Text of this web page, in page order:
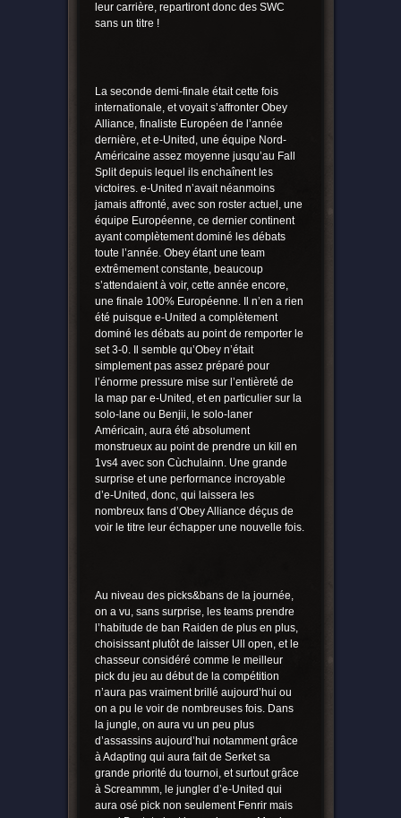
leur carrière, repartiront donc des SWC
sans un titre !
La seconde demi-finale était cette fois
internationale, et voyait s’affronter Obey
Alliance, finaliste Européen de l’année
dernière, et e-United, une équipe Nord-
Américaine assez moyenne jusqu’au Fall
Split depuis lequel ils enchaînent les
victoires. e-United n’avait néanmoins
jamais affronté, avec son roster actuel, une
équipe Européenne, ce dernier continent
ayant complètement dominé les débats
toute l’année. Obey étant une team
extrêmement constante, beaucoup
s’attendaient à voir, cette année encore,
une finale 100% Européenne. Il n’en a rien
été puisque e-United a complètement
dominé les débats au point de remporter le
set 3-0. Il semble qu’Obey n’était
simplement pas assez préparé pour
l’énorme pressure mise sur l’entièreté de
la map par e-United, et en particulier sur la
solo-lane ou Benjii, le solo-laner
Américain, aura été absolument
monstrueux au point de prendre un kill en
1vs4 avec son Cùchulainn. Une grande
surprise et une performance incroyable
d’e-United, donc, qui laissera les
nombreux fans d’Obey Alliance déçus de
voir le titre leur échapper une nouvelle fois.
Au niveau des picks&bans de la journée,
on a vu, sans surprise, les teams prendre
l’habitude de ban Raiden de plus en plus,
choisissant plutôt de laisser Ull open, et le
chasseur considéré comme le meilleur
pick du jeu au début de la compétition
n’aura pas vraiment brillé aujourd’hui ou
on a pu le voir de nombreuses fois. Dans
la jungle, on aura vu un peu plus
d’assassins aujourd’hui notamment grâce
à Adapting qui aura fait de Serket sa
grande priorité du tournoi, et surtout grâce
à Screammm, le jungler d’e-United qui
aura osé pick non seulement Fenrir mais